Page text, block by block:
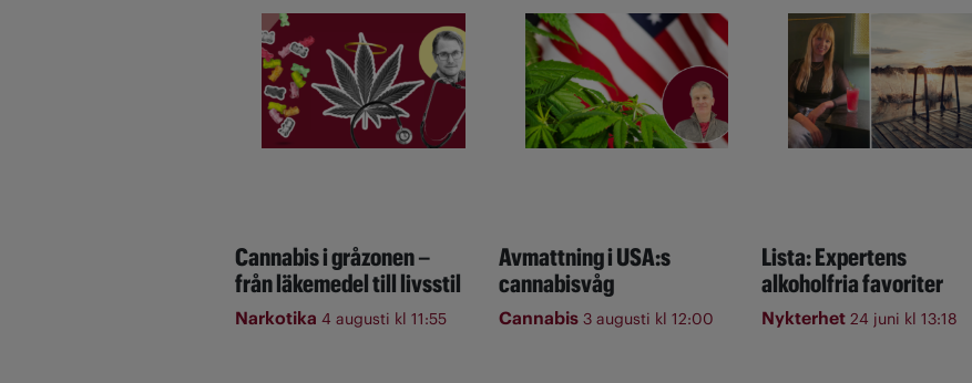
Cannabis i gråzonen –
från läkemedel till livsstil
Narkotika 4 augusti kl 11:55
Avmattning i USA:s
cannabisvåg
Cannabis 3 augusti kl 12:00
Lista: Expertens
alkoholfria favoriter
Nykterhet 24 juni kl 13:18